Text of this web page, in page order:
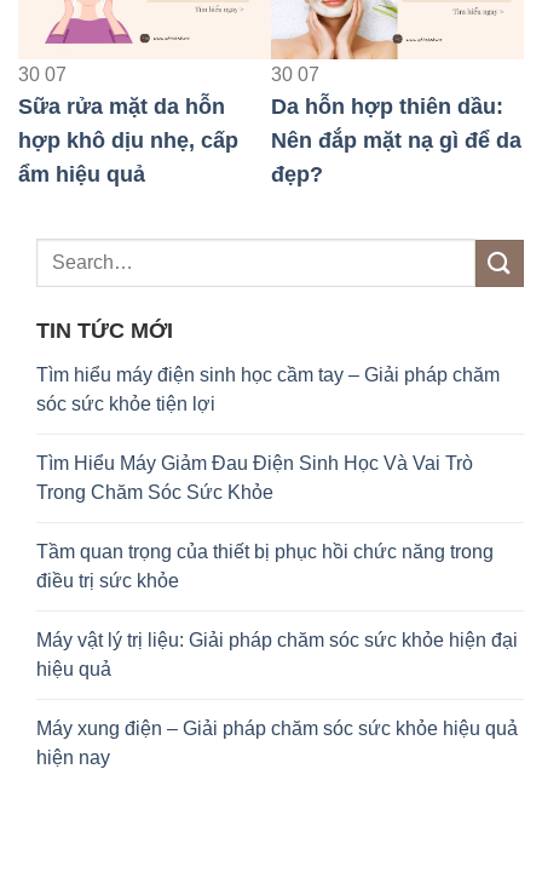
30 07
Sữa rửa mặt da hỗn
hợp khô dịu nhẹ, cấp
ẩm hiệu quả
30 07
Da hỗn hợp thiên dầu:
Nên đắp mặt nạ gì để da
đẹp?
TIN TỨC MỚI
Tìm hiểu máy điện sinh học cầm tay – Giải pháp chăm
sóc sức khỏe tiện lợi
Tìm Hiểu Máy Giảm Đau Điện Sinh Học Và Vai Trò
Trong Chăm Sóc Sức Khỏe
Tầm quan trọng của thiết bị phục hồi chức năng trong
điều trị sức khỏe
Máy vật lý trị liệu: Giải pháp chăm sóc sức khỏe hiện đại
hiệu quả
Máy xung điện – Giải pháp chăm sóc sức khỏe hiệu quả
hiện nay